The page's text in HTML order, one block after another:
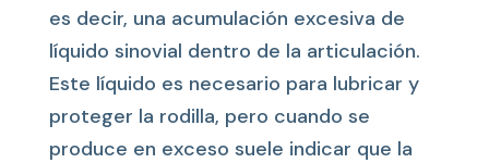
es decir, una acumulación excesiva de
líquido sinovial dentro de la articulación.
Este líquido es necesario para lubricar y
proteger la rodilla, pero cuando se
produce en exceso suele indicar que la